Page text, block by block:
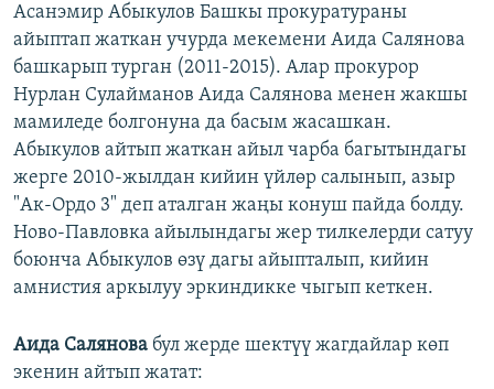
Асанэмир Абыкулов Башкы прокуратураны
айыптап жаткан учурда мекемени Аида Салянова
башкарып турган (2011-2015). Алар прокурор
Нурлан Сулайманов Аида Салянова менен жакшы
мамиледе болгонуна да басым жасашкан.
Абыкулов айтып жаткан айыл чарба багытындагы
жерге 2010-жылдан кийин үйлөр салынып, азыр
"Ак-Ордо 3" деп аталган жаңы конуш пайда болду.
Ново-Павловка айылындагы жер тилкелерди сатуу
боюнча Абыкулов өзү дагы айыпталып, кийин
амнистия аркылуу эркиндикке чыгып кеткен.
Аида Салянова бул жерде шектүү жагдайлар көп
экенин айтып жатат: